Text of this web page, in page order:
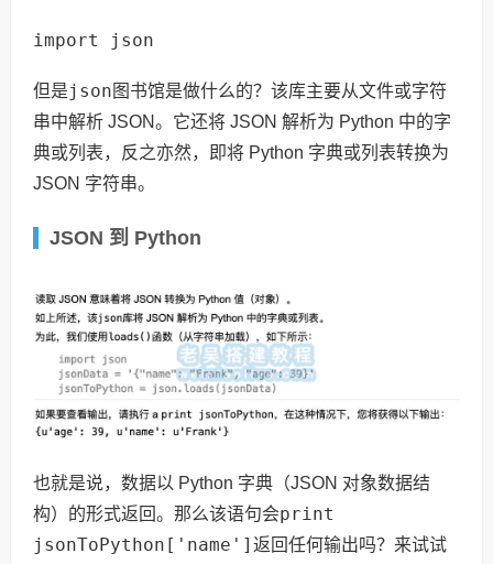
import json
但是json 图书馆是做什么的？该库主要从文件或字符
串中解析 JSON。它还将 JSON 解析为 Python 中的字
典或列表，反之亦然，即将 Python 字典或列表转换为
JSON 字符串。
JSON 到 Python
也就是说，数据以 Python 字典（JSON 对象数据结
构）的形式返回。那么该语句会print
jsonToPython['name'] 返回任何输出吗？来试试